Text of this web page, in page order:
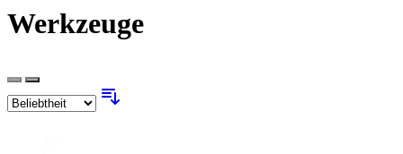
Werkzeuge